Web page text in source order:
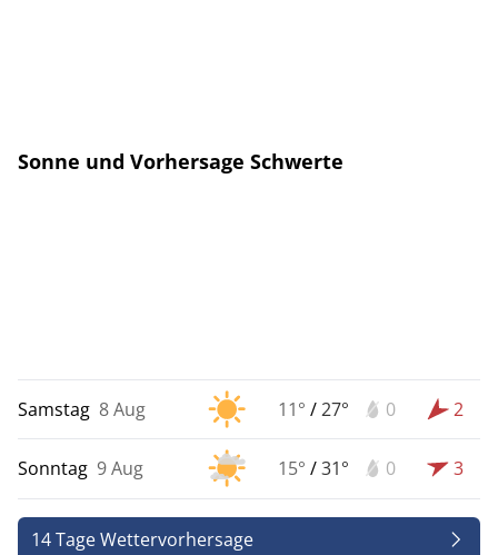
Sonne und Vorhersage Schwerte
Samstag 8 Aug 11° /27° 0 2
Sonntag 9 Aug 15° /31° 0 3
14 Tage Wettervorhersage